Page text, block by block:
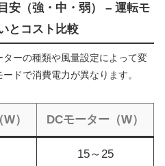
安（強・中・弱） – 運転モ
とコスト比較
ーの種類や風量設定によって変
ドで消費電力が異なります。
） DCモーター（W）
15～25